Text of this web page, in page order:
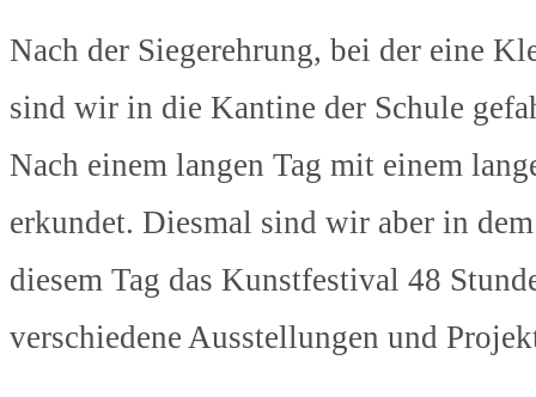
Nach der Siegerehrung, bei der eine
sind wir in die Kantine der Schule
Nach einem langen Tag mit einem
erkundet. Diesmal sind wir aber in
diesem Tag das Kunstfestival 48
verschiedene Ausstellungen und